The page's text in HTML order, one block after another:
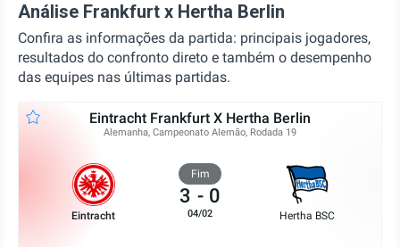
Análise Frankfurt x Hertha Berlin
Confira as informações da partida: principais jogadores,
resultados do confronto direto e também o desempenho
das equipes nas últimas partidas.
Eintracht Frankfurt X Hertha Berlin
Alemanha, Campeonato Alemão, Rodada 19
Eintracht
Fim
3 - 0
04/02 Hertha BSC